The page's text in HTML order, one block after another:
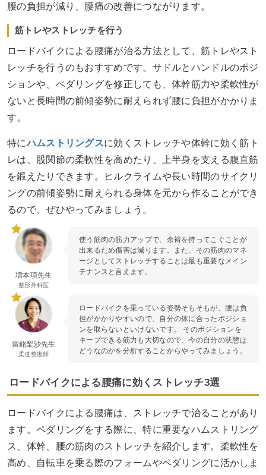
腰の負担が減り、腰痛の改善につながります。
筋トレやストレッチを行う
ロードバイクによる腰痛が治る方法として、筋トレやスト
レッチを行うのもおすすめです。サドルとハンドルのポジ
ションや、ペダリングを修正しても、体幹筋力や柔軟性が
ないと長時間の前傾姿勢に耐えられず腰に負担がかかりま
す。
特にハムストリングスに効くストレッチや体幹に効く筋ト
レは、股関節の柔軟性を高めたり、上半身を支える腹直筋
を鍛えたりできます。ヒルクライムや長い時間のサイクリ
ングの前傾姿勢に耐えられる身体を元から作ることができ
るので、ぜひやってみましょう。
増本項先生
整形外科医
使う筋肉の筋力アップで、余裕を持ってこぐことが
出来るため傷害は減ります。また、その筋肉のマネ
ージとしてストレッチすることは最も重要なメイン
テナンスと言えます。
當銘梨沙先生
柔道整復師
ロードバイクを乗っている姿勢そもそもが、腰は負
担がかかりやすいので、自分の体に合ったポジショ
ンを取らないといけないです。 そのポジションを
キープできる筋力も大切なので、今の自分の状態は
どうなのかを分析することからやってみましょう。
ロードバイクによる腰痛に効くストレッチ3選
ロードバイクによる腰痛は、ストレッチで治ることがあり
ます。ペダリングをする際に、特に重要なハムストリング
ス、体幹、腰の筋肉のストレッチを紹介します。柔軟性を
高め、自転車を乗る際のフォームやペダリングに活かしま